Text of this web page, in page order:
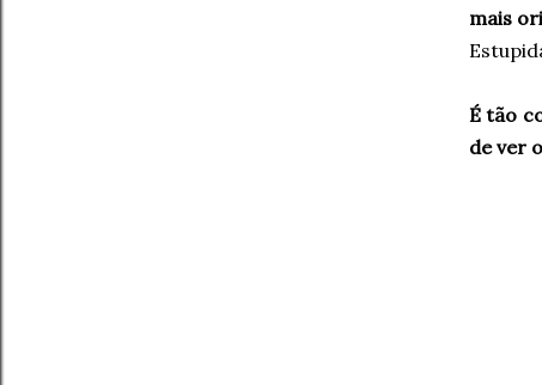
mais
É tão
de ver